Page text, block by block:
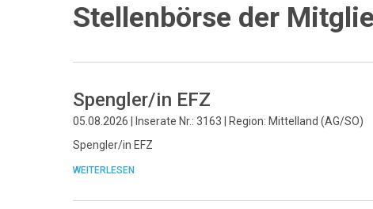
Stellenbörse der
Spengler/in EFZ
05.08.2026 | Inserate Nr.: 3163 | Region: Mittelland (AG/SO)
Spengler/in EFZ
WEITERLESEN